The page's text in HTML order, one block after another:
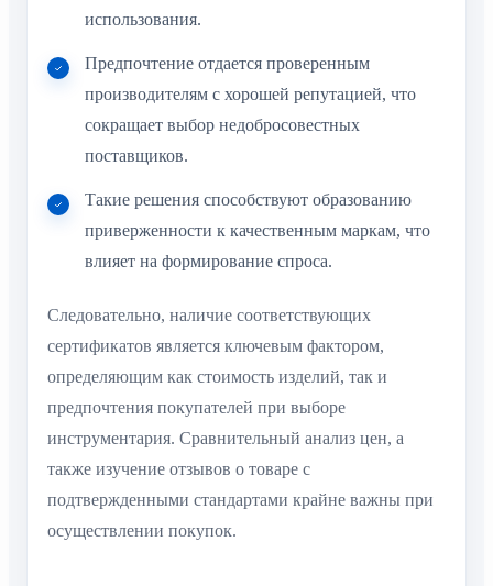
использования.
Предпочтение отдается проверенным
производителям с хорошей репутацией, что
сокращает выбор недобросовестных
поставщиков.
Такие решения способствуют образованию
приверженности к качественным маркам, что
влияет на формирование спроса.
Следовательно, наличие соответствующих
сертификатов является ключевым фактором,
определяющим как стоимость изделий, так и
предпочтения покупателей при выборе
инструментария. Сравнительный анализ цен, а
также изучение отзывов о товаре с
подтвержденными стандартами крайне важны при
осуществлении покупок.